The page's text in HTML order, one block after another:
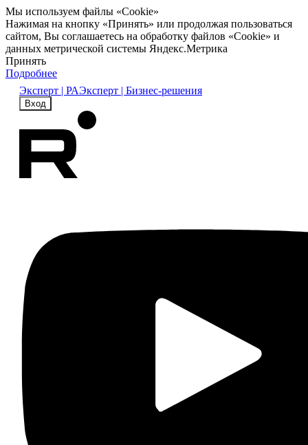
Мы используем файлы «Cookie»
Нажимая на кнопку «Принять» или продолжая пользоваться
сайтом, Вы соглашаетесь на обработку файлов «Cookie» и
данных метрической системы Яндекс.Метрика
Принять
Подробнее
Эксперт | РАЭксперт | Бизнес-решения
Вход